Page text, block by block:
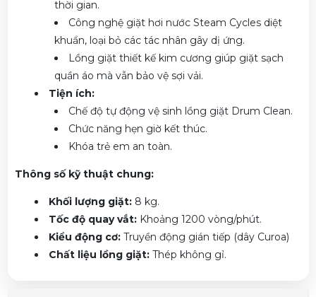
thời gian.
Công nghệ giặt hơi nước Steam Cycles diệt
khuẩn, loại bỏ các tác nhân gây dị ứng.
Lồng giặt thiết kế kim cương giúp giặt sạch
quần áo mà vẫn bảo vệ sợi vải.
Tiện ích:
Chế độ tự động vệ sinh lồng giặt Drum Clean.
Chức năng hẹn giờ kết thúc.
Khóa trẻ em an toàn.
Thông số kỹ thuật chung:
Khối lượng giặt:8 kg.
Tốc độ quay vắt:Khoảng 1200 vòng/phút.
Kiểu động cơ:Truyền động gián tiếp (dây Curoa)
Chất liệu lồng giặt:Thép không gỉ.